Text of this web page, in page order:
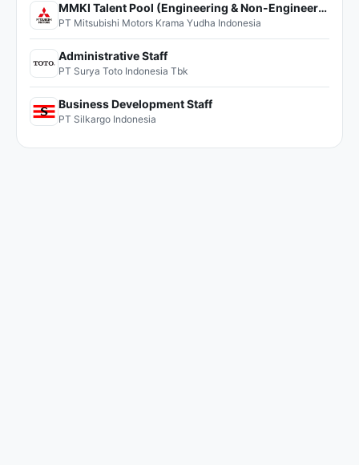
MMKI Talent Pool (Engineering & Non-Engineering)
PT Mitsubishi Motors Krama Yudha Indonesia
Administrative Staff
PT Surya Toto Indonesia Tbk
Business Development Staff
PT Silkargo Indonesia